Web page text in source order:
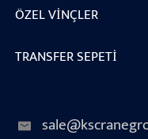
ÖZEL VINÇLER
TRANSFER SEPETI